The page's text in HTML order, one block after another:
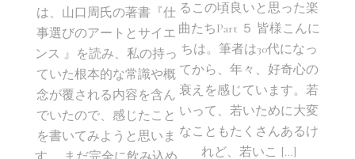
は、山口周氏の著書『仕
事選びのアートとサイエ
ンス 』を読み、私の持っ
ていた根本的な常識や概
念が覆される内容を含ん
でいたので、感じたこと
を書いてみようと思いま
るこの頃良いと思った楽
曲たちPart ５ 皆様こんに
ちは。筆者は30代になっ
てから、年々、好奇心の
衰えを感じています。若
いって、若いために大変
なこともたくさんあるけ
れど、若いこ […]